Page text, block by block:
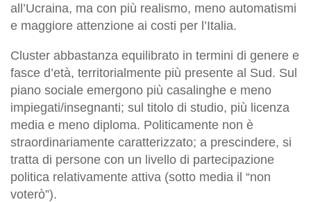
all’Ucraina, ma con più realismo, meno automatismi
e maggiore attenzione ai costi per l’Italia.
Cluster abbastanza equilibrato in termini di genere e
fasce d’età, territorialmente più presente al Sud. Sul
piano sociale emergono più casalinghe e meno
impiegati/insegnanti; sul titolo di studio, più licenza
media e meno diploma. Politicamente non è
straordinariamente caratterizzato; a prescindere, si
tratta di persone con un livello di partecipazione
politica relativamente attiva (sotto media il “non
voterò”).